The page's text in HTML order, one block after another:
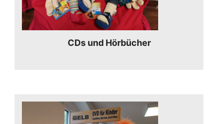
CDs und Hörbücher